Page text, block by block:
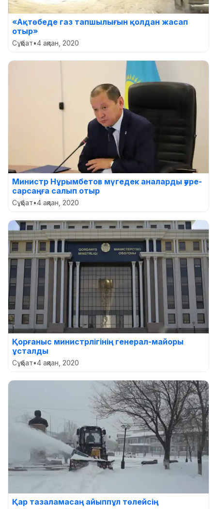
«Ақтөбеде газ тапшылығын қолдан жасап
отыр»
Сұқбат•4 ақпан, 2020
Министр Нұрымбетов мүгедек аналарды әуре-
сарсаңға салып отыр
Сұқбат•4 ақпан, 2020
Қорғаныс министрлігінің генерал-майоры
ұсталды
Сұқбат•4 ақпан, 2020
Қар тазаламасаң айыппұл төлейсің